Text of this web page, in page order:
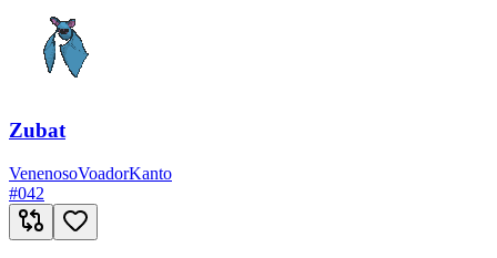
Zubat
VenenosoVoadorKanto
#042